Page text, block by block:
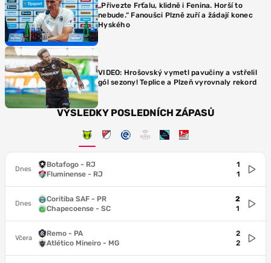
„Přivezte Frťalu, klidně i Fenina. Horší to
nebude.“ Fanoušci Plzně zuří a žádají konec
Hyského
VIDEO: Hrošovský vymetl pavučiny a vstřelil
gól sezony! Teplice a Plzeň vyrovnaly rekord
VÝSLEDKY POSLEDNÍCH ZÁPASŮ
Dnes
Botafogo - RJ
Fluminense - RJ
1
1
Dnes
Coritiba SAF - PR
Chapecoense - SC
2
1
Včera
Remo - PA
Atlético Mineiro - MG
2
2